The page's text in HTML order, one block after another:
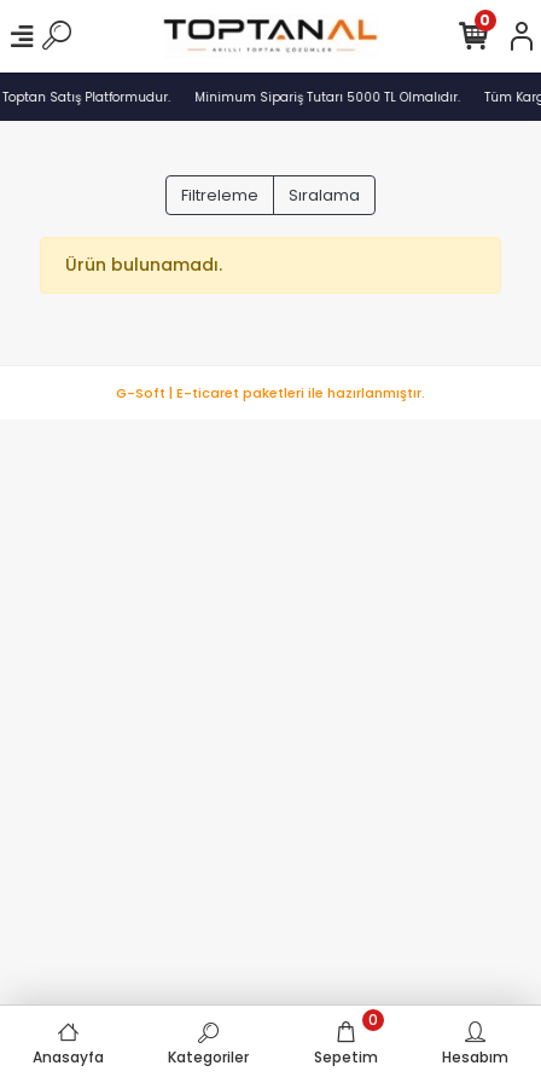
Satış Platformudur. Minimum Sipariş Tutarı 5000 TL Olmalıdır. Tüm
0
Filtreleme Sıralama
Ürün bulunamadı.
Anasayfa Kategoriler Sepetim
0
Hesabım
G-Soft | E-ticaret paketleri ile hazırlanmıştır.